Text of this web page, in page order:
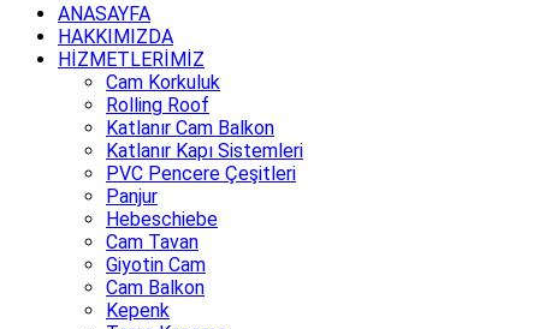
ANASAYFA
HAKKIMIZDA
HİZMETLERİMİZ
Cam Korkuluk
Rolling Roof
Katlanır Cam Balkon
Katlanır Kapı Sistemleri
PVC Pencere Çeşitleri
Panjur
Hebeschiebe
Cam Tavan
Giyotin Cam
Cam Balkon
Kepenk